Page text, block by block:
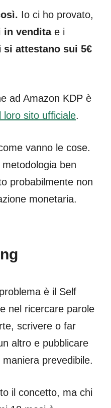
Io ci ho provato,
in venditae i
si attestano sui 5€
ad Amazon KDP è
loro sito ufficiale.
vanno le cose.
ben
probabilmente non
monetaria.
è il Self
nel ricercare parole
scrivere o far
altro e pubblicare
prevedibile.
il concetto, ma chi